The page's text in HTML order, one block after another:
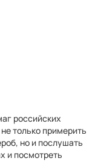
российских
только примерить
но и послушать
и посмотреть